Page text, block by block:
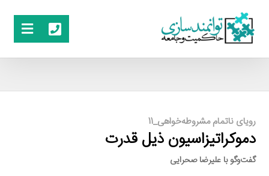
رویای ناتمام مشروطه‌خواهی_11
دموکراتیزاسیون ذیل قدرت
گفت‌وگو با علیرضا صحرایی